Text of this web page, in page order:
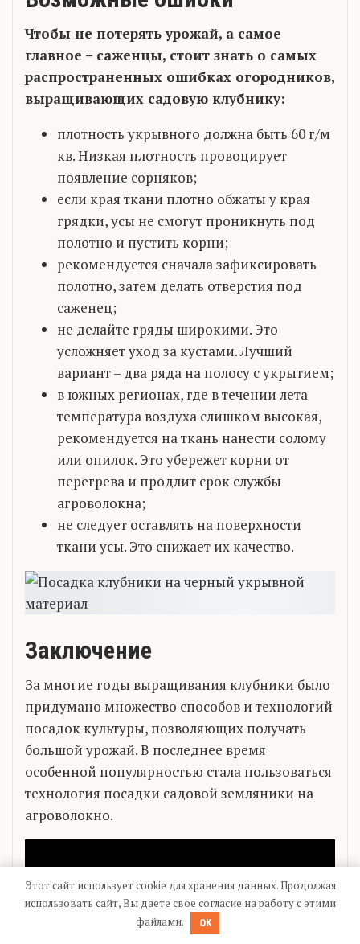
Чтобы не потерять урожай, а самое
главное – саженцы, стоит знать о самых
распространенных ошибках огородников,
выращивающих садовую клубнику:
плотность укрывного должна быть 60 г/м
кв. Низкая плотность провоцирует
появление сорняков;
если края ткани плотно обжаты у края
грядки, усы не смогут проникнуть под
полотно и пустить корни;
рекомендуется сначала зафиксировать
полотно, затем делать отверстия под
саженец;
не делайте гряды широкими. Это
усложняет уход за кустами. Лучший
вариант – два ряда на полосу с укрытием;
в южных регионах, где в течении лета
температура воздуха слишком высокая,
рекомендуется на ткань нанести солому
или опилок. Это убережет корни от
перегрева и продлит срок службы
агроволокна;
не следует оставлять на поверхности
ткани усы. Это снижает их качество.
Заключение
За многие годы выращивания клубники было
придумано множество способов и технологий
посадок культуры, позволяющих получать
большой урожай. В последнее время
особенной популярностью стала пользоваться
технология посадки садовой земляники на
агроволокно.
Этот сайт использует cookie для хранения данных. Продолжая
использовать сайт, Вы даете свое согласие на работу с этими
файлами.
OK